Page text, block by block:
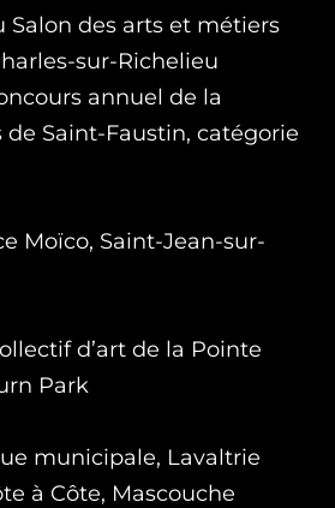
Salon des arts et métiers
sur-Richelieu
annuel de la
de Saint-Faustin, catégorie
Moïco, Saint-Jean-sur-
d’art de la Pointe
Park
municipale, Lavaltrie
à Côte, Mascouche